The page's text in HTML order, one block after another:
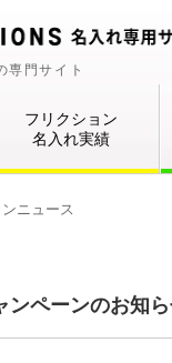
専門サイト
フリクション
名入れ実績
ニュース
ンペーンのお知